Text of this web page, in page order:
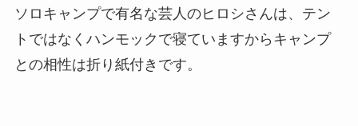
ソロキャンプで有名な芸人のヒロシさんは、テン
トではなくハンモックで寝ていますから キャンプ
との相性は折り紙付き です。